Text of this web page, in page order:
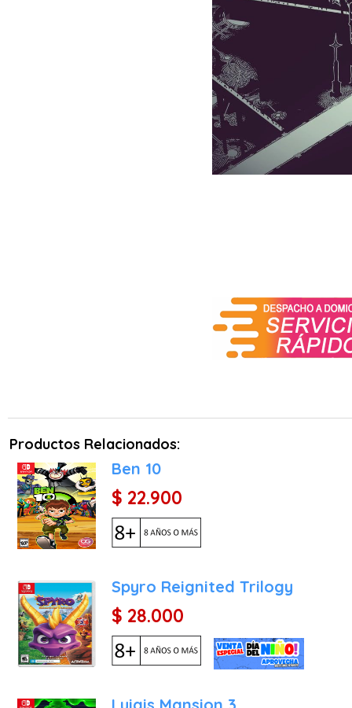
pausado.
La Mecánica de "Haunt"
El núcleo central del
escenario. Al poseer a
Criaturas del entorno:
distancias, o en un ser
Objetos inanimados:
de luz o limpiar el
Un Apartado Visual Único
Lo primero que
especialmente en el
Para el cliente que
Una Experiencia
mezcla de géneros
Productos Relacionados:
Ben 10
$ 22.900
Spyro Reignited Trilogy
$ 28.000